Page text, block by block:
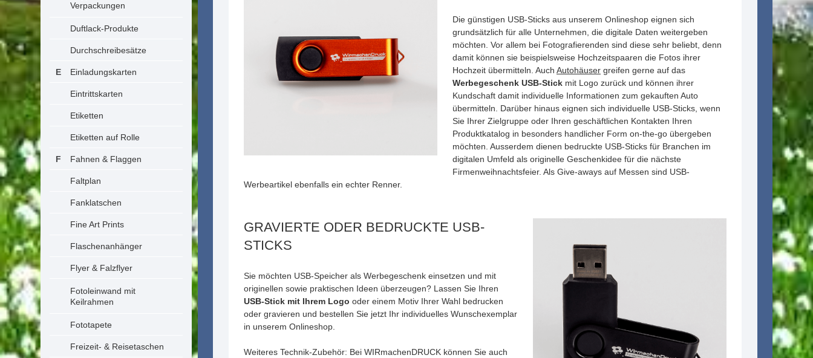
Verpackungen
Duftlack-Produkte
Durchschreibesätze
Einladungskarten
Eintrittskarten
Etiketten
Etiketten auf Rolle
Fahnen & Flaggen
Faltplan
Fanklatschen
Fine Art Prints
Flaschenanhänger
Flyer & Falzflyer
Fotoleinwand mit
Keilrahmen
Fototapete
Freizeit- & Reisetaschen
Die günstigen USB-Sticks aus unserem Onlineshop eignen sich
grundsätzlich für alle Unternehmen, die digitale Daten weitergeben
möchten. Vor allem bei Fotografierenden sind diese sehr beliebt, denn
damit können sie beispielsweise Hochzeitspaaren die Fotos ihrer
Hochzeit übermitteln. Auch Autohäuser greifen gerne auf das
Werbegeschenk USB-Stick mit Logo zurück und können ihrer
Kundschaft damit individuelle Informationen zum gekauften Auto
übermitteln. Darüber hinaus eignen sich individuelle USB-Sticks, wenn
Sie Ihrer Zielgruppe oder Ihren geschäftlichen Kontakten Ihren
Produktkatalog in besonders handlicher Form on-the-go übergeben
möchten. Ausserdem dienen bedruckte USB-Sticks für Branchen im
digitalen Umfeld als originelle Geschenkidee für die nächste
Firmenweihnachtsfeier. Als Give-aways auf Messen sind USB-
Werbeartikel ebenfalls ein echter Renner.
GRAVIERTE ODER BEDRUCKTE USB-
STICKS
Sie möchten USB-Speicher als Werbegeschenk einsetzen und mit
originellen sowie praktischen Ideen überzeugen? Lassen Sie Ihren
USB-Stick mit Ihrem Logo oder einem Motiv Ihrer Wahl bedrucken
oder gravieren und bestellen Sie jetzt Ihr individuelles Wunschexemplar
in unserem Onlineshop.
Weiteres Technik-Zubehör: Bei WIRmachenDRUCK können Sie auch